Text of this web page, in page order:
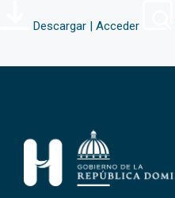
Descargar | Acceder